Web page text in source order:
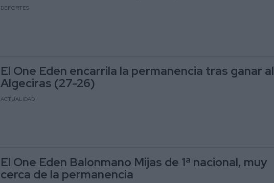
DEPORTES
El One Eden encarrila la permanencia tras ganar al
Algeciras (27-26)
ACTUALIDAD
El One Eden Balonmano Mijas de 1ª nacional, muy
cerca de la permanencia